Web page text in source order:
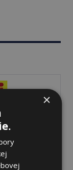
ALL
H
70 dB
×